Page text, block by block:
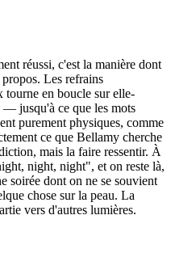
réussi, c'est la manière dont
Les refrains
tourne en boucle sur elle-
jusqu'à ce que les mots
purement physiques, comme
ce que Bellamy cherche
mais la faire ressentir. À
night, night", et on reste là,
soirée dont on ne se souvient
chose sur la peau. La
vers d'autres lumières.